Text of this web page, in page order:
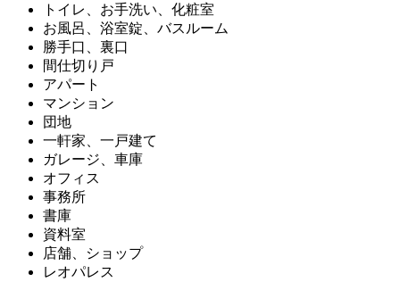
トイレ、お手洗い、化粧室
お風呂、浴室錠、バスルーム
勝手口、裏口
間仕切り戸
アパート
マンション
団地
一軒家、一戸建て
ガレージ、車庫
オフィス
事務所
書庫
資料室
店舗、ショップ
レオパレス